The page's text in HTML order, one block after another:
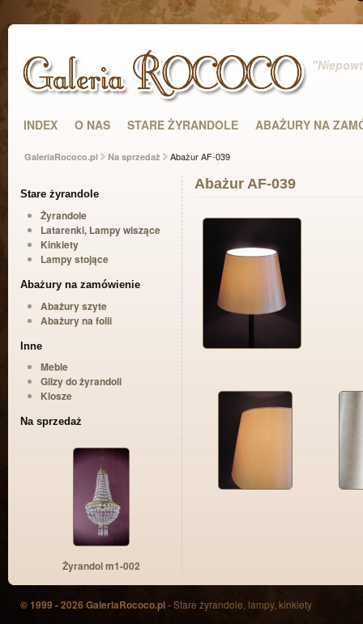
INDEX O NAS STARE ŻYRANDOLE ABAŻURY NA
GaleriaRococo.pl Na sprzedaż Abażur AF-039
Stare żyrandole
Żyrandole
Latarenki, Lampy wiszące
Kinkiety
Lampy stojące
Abażury na zamówienie
Abażury szyte
Abażury na folii
Inne
Meble
Gilzy do żyrandoli
Klosze
Na sprzedaż
Żyrandol m1-002
Abażur AF-039
© 1999 - 2026 GaleriaRococo.pl- Stare żyrandole, lampy, kinkiety